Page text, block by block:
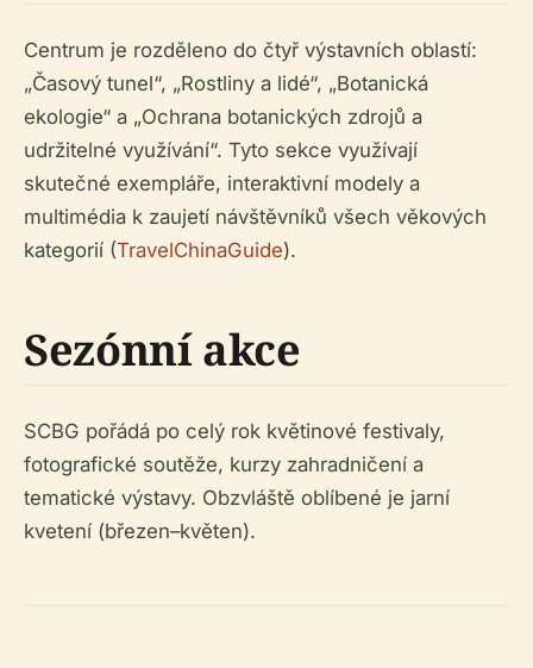
Centrum je rozděleno do čtyř výstavních oblastí:
„Časový tunel“, „Rostliny a lidé“, „Botanická
ekologie“ a „Ochrana botanických zdrojů a
udržitelné využívání“. Tyto sekce využívají
skutečné exempláře, interaktivní modely a
multimédia k zaujetí návštěvníků všech věkových
kategorií (TravelChinaGuide).
Sezónní akce
SCBG pořádá po celý rok květinové festivaly,
fotografické soutěže, kurzy zahradničení a
tematické výstavy. Obzvláště oblíbené je jarní
kvetení (březen–květen).